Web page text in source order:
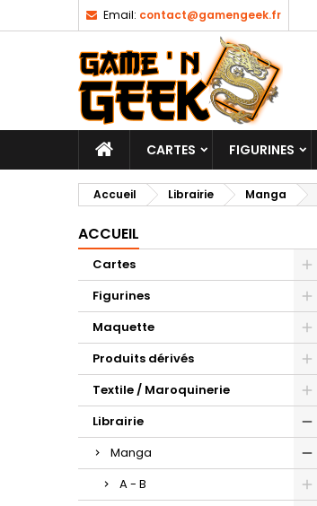
Email: contact@gamengeek.fr
CARTES FIGURINES
Accueil Librairie Manga
ACCUEIL
Cartes
Figurines
Maquette
Produits dérivés
Textile / Maroquinerie
Librairie
Manga
A - B